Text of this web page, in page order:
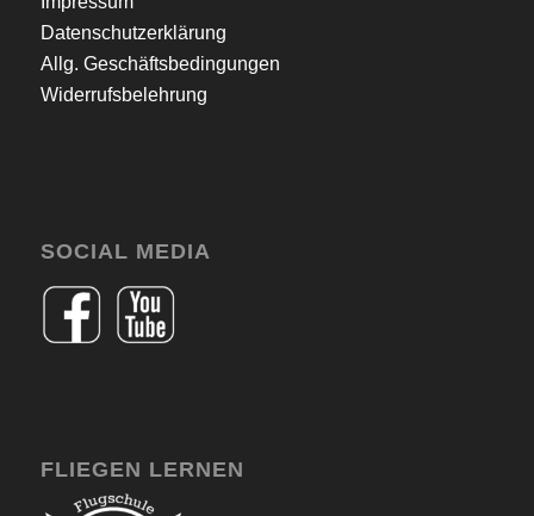
Datenschutzerklärung
Allg. Geschäftsbedingungen
Widerrufsbelehrung
SOCIAL MEDIA
FLIEGEN LERNEN